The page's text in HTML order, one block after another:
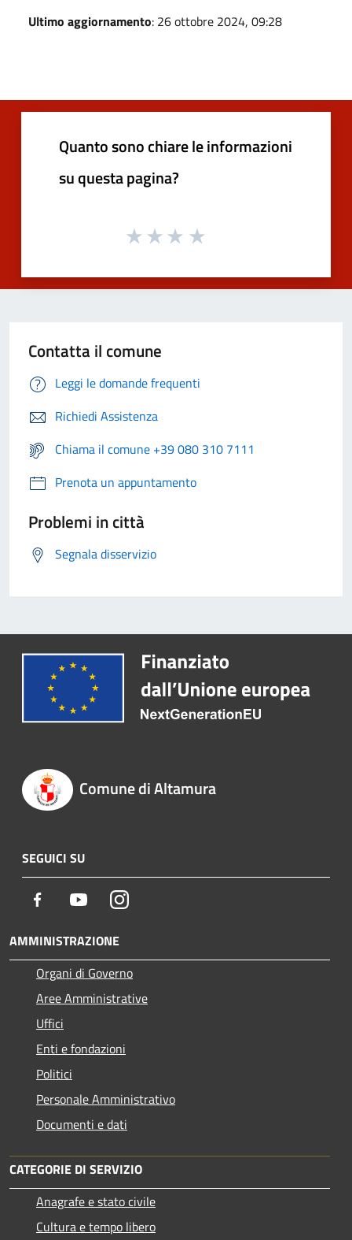
Ultimo aggiornamento: 26 ottobre 2024, 09:28
Quanto sono chiare le informazioni
su questa pagina?
Contatta il comune
Leggi le domande frequenti
Richiedi Assistenza
Chiama il comune +39 080 310 7111
Prenota un appuntamento
Problemi in città
Segnala disservizio
Comune di Altamura
SEGUICI SU
Facebook YoutubeInstagram
AMMINISTRAZIONE
Organi di Governo
Aree Amministrative
Uffici
Enti e fondazioni
Politici
Personale Amministrativo
Documenti e dati
CATEGORIE DI SERVIZIO
Anagrafe e stato civile
Cultura e tempo libero